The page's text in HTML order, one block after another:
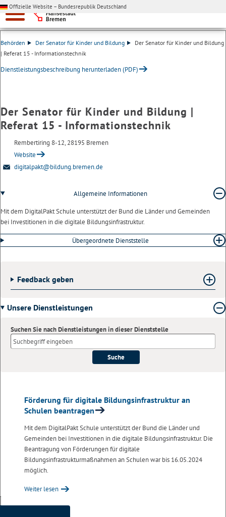
Offizielle Website – Bundesrepublik Deutschland
Behörden Der Senator für Kinder und Bildung
Der Senator für Kinder und Bildung
| Referat 15 - Informationstechnik
Dienstleistungsbeschreibung herunterladen (PDF)
Der Senator für Kinder und Bildung |
Referat 15 - Informationstechnik
Rembertiring 8-12, 28195 Bremen
Website
digitalpakt@bildung.bremen.de
Allgemeine Informationen
Mit dem DigitalPakt Schule unterstützt der Bund die Länder und Gemeinden
bei Investitionen in die digitale Bildungsinfrastruktur.
Übergeordnete Dienststelle
Feedback geben
Unsere Dienstleistungen
Suchen Sie nach Dienstleistungen in dieser Dienststelle
Suche
Förderung für digitale Bildungsinfrastruktur an
Schulen beantragen
Mit dem DigitalPakt Schule unterstützt der Bund die Länder und
Gemeinden bei Investitionen in die digitale Bildungsinfrastruktur. Die
Beantragung von Förderungen für digitale
Bildungsinfrastrukturmaßnahmen an Schulen war bis 16.05.2024
möglich.
Weiter lesen